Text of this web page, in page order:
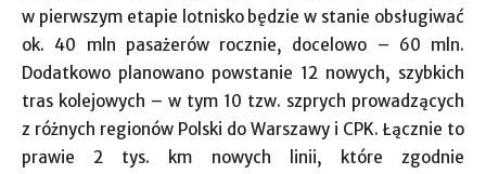
w pierwszym etapie lotnisko będzie w stanie obsługiwać
ok. 40 mln pasażerów rocznie, docelowo – 60 mln.
Dodatkowo planowano powstanie 12 nowych, szybkich
tras kolejowych – w tym 10 tzw. szprych prowadzących
z różnych regionów Polski do Warszawy i CPK. Łącznie to
prawie 2 tys. km nowych linii, które zgodnie